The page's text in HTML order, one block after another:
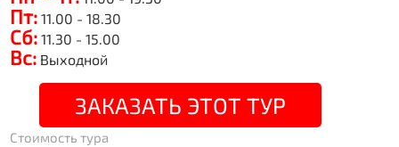
Пт: 11.00 - 18.30
Сб: 11.30 - 15.00
Вс: Выходной
ЗАКАЗАТЬ ЭТОТ ТУР
Стоимость тура